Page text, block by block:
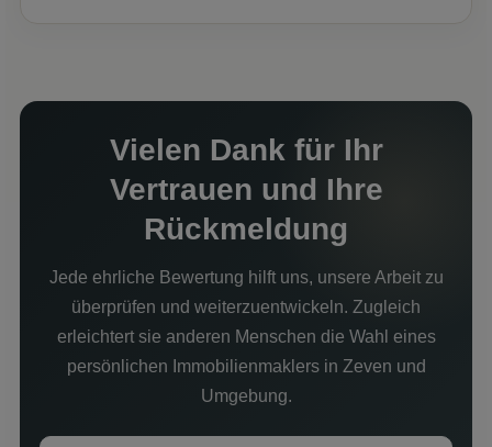
Vielen Dank für Ihr
Vertrauen und Ihre
Rückmeldung
Jede ehrliche Bewertung hilft uns, unsere Arbeit zu
überprüfen und weiterzuentwickeln. Zugleich
erleichtert sie anderen Menschen die Wahl eines
persönlichen Immobilienmaklers in Zeven und
Umgebung.